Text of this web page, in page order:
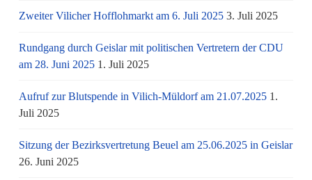
Zweiter Vilicher Hofflohmarkt am 6. Juli 2025 3. Juli 2025
Rundgang durch Geislar mit politischen Vertretern der CDU
am 28. Juni 2025 1. Juli 2025
Aufruf zur Blutspende in Vilich-Müldorf am 21.07.2025 1.
Juli 2025
Sitzung der Bezirksvertretung Beuel am 25.06.2025 in Geislar
26. Juni 2025